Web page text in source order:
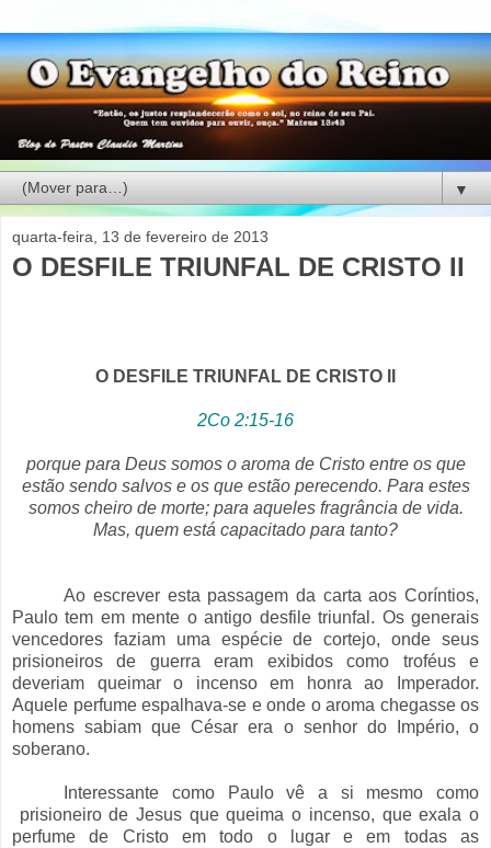
▼
quarta-feira, 13 de fevereiro de 2013
O DESFILE TRIUNFAL DE CRISTO II
O DESFILE TRIUNFAL DE CRISTO II
2Co 2:15-16
porque para Deus somos o aroma de Cristo entre os que
estão sendo salvos e os que estão perecendo. Para estes
somos cheiro de morte; para aqueles fragrância de vida.
Mas, quem está capacitado para tanto?
Ao escrever esta passagem da carta aos Coríntios,
Paulo tem em mente o antigo desfile triunfal. Os generais
vencedores faziam uma espécie de cortejo, onde seus
prisioneiros de guerra eram exibidos como troféus e
deveriam queimar o incenso em honra ao Imperador.
Aquele perfume espalhava-se e onde o aroma chegasse os
homens sabiam que César era o senhor do Império, o
soberano.
Interessante como Paulo vê a si mesmo como
prisioneiro de Jesus que queima o incenso, que exala o
perfume de Cristo em todo o lugar e em todas as